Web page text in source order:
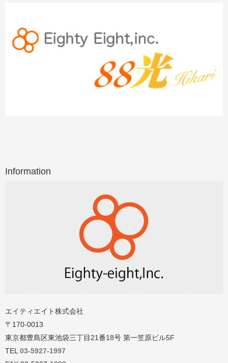
Information
エイティエイト株式会社
〒170-0013
東京都豊島区東池袋三丁目21番18号 第一笠原ビル5F
TEL03-5927-1997